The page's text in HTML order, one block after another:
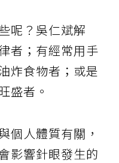
呢？吳仁斌解
者；有經常用手
炸食物者；或是
盛者。
個人體質有關，
影響針眼發生的